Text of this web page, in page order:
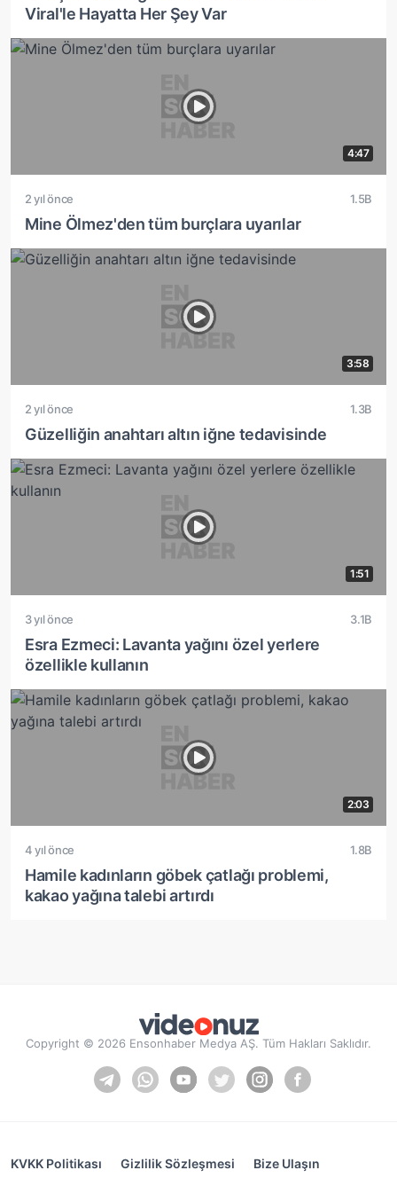
Viral'le Hayatta Her Şey Var
4:47
2 yıl önce 1.5B
Mine Ölmez'den tüm burçlara uyarılar
3:58
2 yıl önce 1.3B
Güzelliğin anahtarı altın iğne tedavisinde
1:51
3 yıl önce 3.1B
Esra Ezmeci: Lavanta yağını özel yerlere
özellikle kullanın
2:03
4 yıl önce 1.8B
Hamile kadınların göbek çatlağı problemi,
kakao yağına talebi artırdı
Copyright © 2026 Ensonhaber Medya AŞ. Tüm Hakları Saklıdır.
KVKK Politikası Gizlilik Sözleşmesi Bize Ulaşın